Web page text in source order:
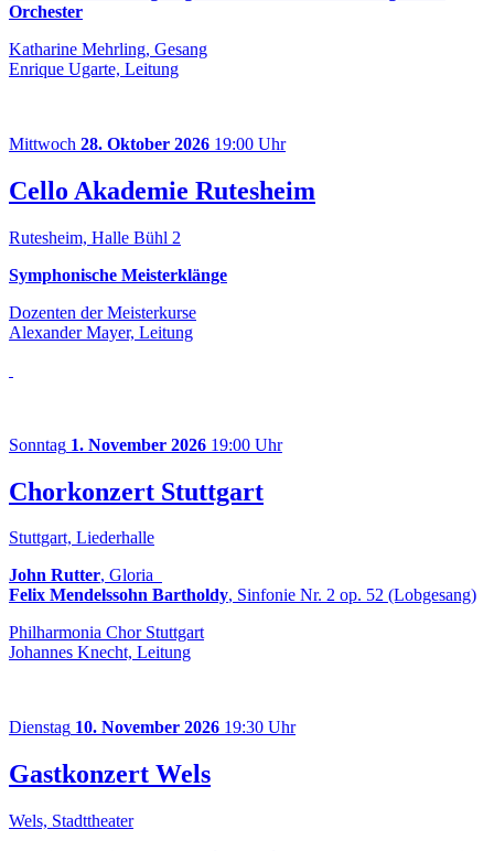
Orchester
Katharine Mehrling, Gesang
Enrique Ugarte, Leitung
Mittwoch 28. Oktober 2026 19:00 Uhr
Cello Akademie Rutesheim
Rutesheim, Halle Bühl 2
Symphonische Meisterklänge
Dozenten der Meisterkurse
Alexander Mayer, Leitung
Sonntag 1. November 2026 19:00 Uhr
Chorkonzert Stuttgart
Stuttgart, Liederhalle
John Rutter, Gloria
Felix Mendelssohn Bartholdy, Sinfonie Nr. 2 op. 52 (Lobgesang)
Philharmonia Chor Stuttgart
Johannes Knecht, Leitung
Dienstag 10. November 2026 19:30 Uhr
Gastkonzert Wels
Wels, Stadttheater